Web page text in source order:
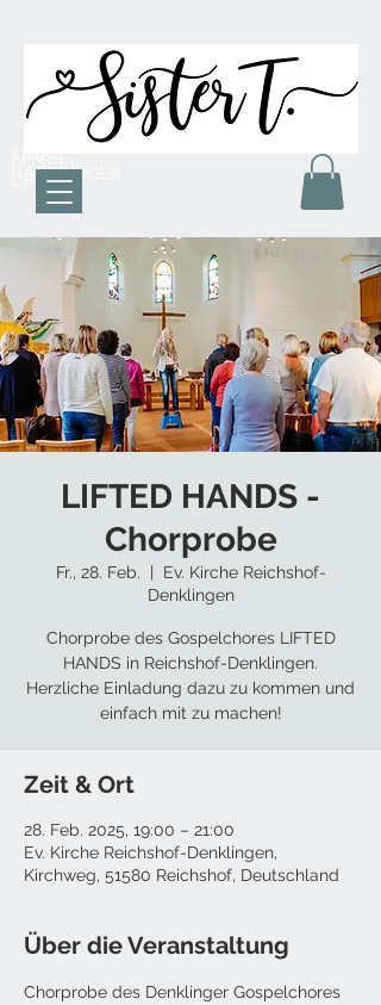
HAMBURGER
CHOR
LIFTED HANDS -
Chorprobe
Fr., 28. Feb.
Ev. Kirche Reichshof-
Denklingen
Chorprobe des Gospelchores LIFTED
HANDS in Reichshof-Denklingen.
Herzliche Einladung dazu zu kommen und
einfach mit zu machen!
Zeit & Ort
28. Feb. 2025, 19:00 – 21:00
Ev. Kirche Reichshof-Denklingen,
Kirchweg, 51580 Reichshof, Deutschland
Über die Veranstaltung
Chorprobe des Denklinger Gospelchores